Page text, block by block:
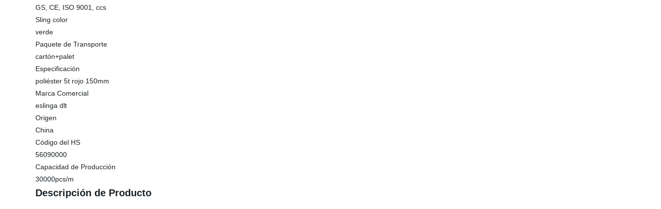
GS, CE, ISO 9001, ccs
Sling color
verde
Paquete de Transporte
cartón+palet
Especificación
poliéster 5t rojo 150mm
Marca Comercial
eslinga dlt
Origen
China
Código del HS
56090000
Capacidad de Producción
30000pcs/m
Descripción de Producto